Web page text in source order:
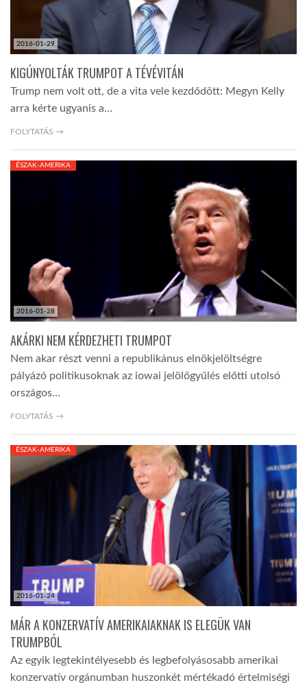
2016-01-29
KIGÚNYOLTÁK TRUMPOT A TÉVÉVITÁN
Trump nem volt ott, de a vita vele kezdődött: Megyn Kelly
arra kérte ugyanis a…
FOLYTATÁS →
2016-01-28
ÉSZAK-AMERIKA
AKÁRKI NEM KÉRDEZHETI TRUMPOT
Nem akar részt venni a republikánus elnökjelöltségre
pályázó politikusoknak az iowai jelölőgyűlés előtti utolsó
országos…
FOLYTATÁS →
2016-01-24
ÉSZAK-AMERIKA
MÁR A KONZERVATÍV AMERIKAIAKNAK IS ELEGÜK VAN
TRUMPBÓL
Az egyik legtekintélyesebb és legbefolyásosabb amerikai
konzervatív orgánumban huszonkét mértékadó értelmiségi